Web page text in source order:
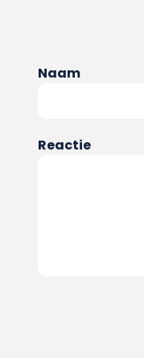
Naam
Reactie